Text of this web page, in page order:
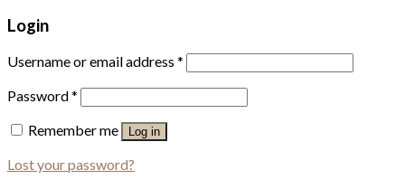
Login
Username or email address *
Password*
Remember me
Log in
Lost your password?